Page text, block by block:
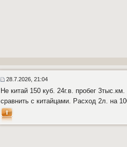
28.7.2026, 21:04
Не китай 150 куб. 24г.в. пробег
сравнить с китайцами. Расход 2л. на